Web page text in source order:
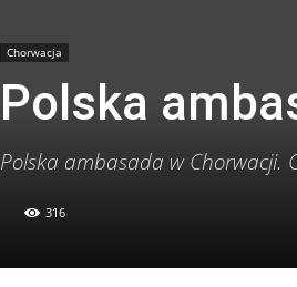
Chorwacja
Polska
Polska ambasada w Chorwacji.
316